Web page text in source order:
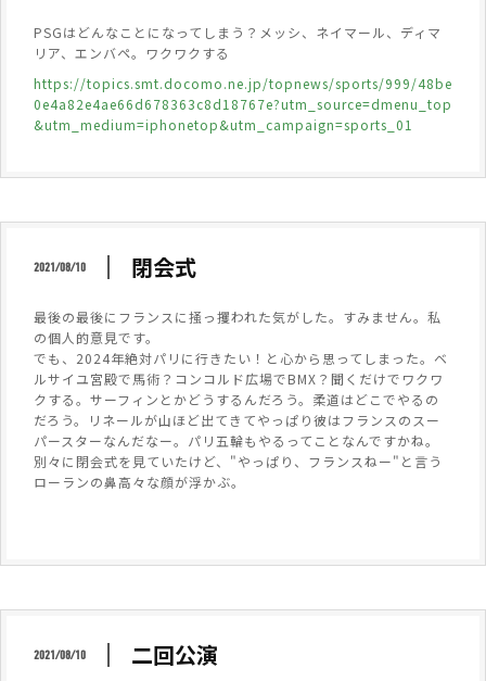
PSGはどんなことになってしまう？メッシ、ネイマール、ディマ
リア、エンバペ。ワクワクする
https://topics.smt.docomo.ne.jp/topnews/sports/999/48be
0e4a82e4ae66d678363c8d18767e?utm_source=dmenu_top
&utm_medium=iphonetop&utm_campaign=sports_01
2021/08/10 閉会式
最後の最後にフランスに掻っ攫われた気がした。すみません。私
の個人的意見です。
でも、2024年絶対パリに行きたい！と心から思ってしまった。ベ
ルサイユ宮殿で馬術？コンコルド広場でBMX？聞くだけでワクワ
クする。サーフィンとかどうするんだろう。柔道はどこでやるの
だろう。リネールが山ほど出てきてやっぱり彼はフランスのスー
パースターなんだなー。パリ五輪もやるってことなんですかね。
別々に閉会式を見ていたけど、"やっぱり、フランスねー"と言う
ローランの鼻高々な顔が浮かぶ。
2021/08/10 二回公演